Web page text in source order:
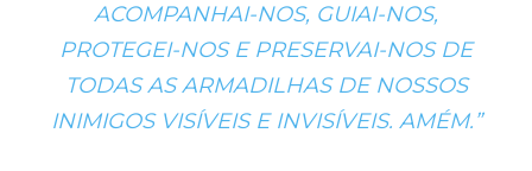
ACOMPANHAI-NOS, GUIAI-NOS,
PROTEGEI-NOS E PRESERVAI-NOS DE
TODAS AS ARMADILHAS DE NOSSOS
INIMIGOS VISÍVEIS E INVISÍVEIS. AMÉM.”